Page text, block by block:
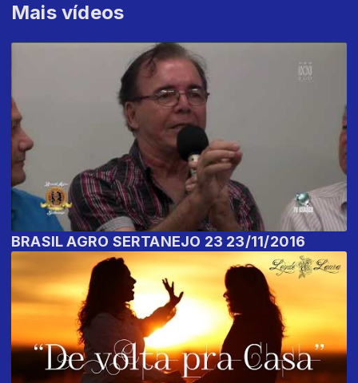
Mais vídeos
BRASIL AGRO SERTANEJO 23 23/11/2016